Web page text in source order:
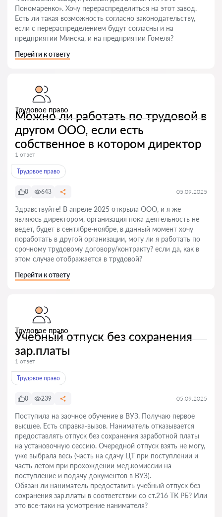
Пономаренко». Хочу перераспределиться на этот завод.
Есть ли такая возможность согласно законодательству,
если с перераспределением будут согласны и на
предприятии Минска, и на предприятии Гомеля?
Перейти к ответу
Трудовое право
Можно ли работать по трудовой в
другом ООО, если есть
собственное в котором директор
1 ответ
Трудовое право
0 643 05.09.2025
Здравствуйте! В апреле 2025 открыла ООО, и я же
являюсь директором, организация пока деятельность не
ведет, будет в сентябре-ноябре, в данный момент хочу
поработать в другой организации, могу ли я работать по
срочному трудовому договору/контракту? если да, как в
этом случае отображается в трудовой?
Перейти к ответу
Трудовое право
Учебный отпуск без сохранения
зар.платы
1 ответ
Трудовое право
0 239 05.09.2025
Поступила на заочное обучение в ВУЗ. Получаю первое
высшее. Есть справка-вызов. Наниматель отказывается
предоставлять отпуск без сохранения заработной платы
на установочную сессию. Очередной отпуск взять не могу,
уже выбрала весь (часть на сдачу ЦТ при поступлении и
часть летом при прохождении мед.комиссии на
поступление и подачу документов в ВУЗ).
Обязан ли наниматель предоставить учебный отпуск без
сохранения зар.платы в соответствии со ст.216 ТК РБ? Или
это все-таки на усмотрение нанимателя?